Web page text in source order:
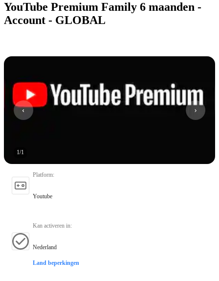
YouTube Premium Family 6 maanden -
Account - GLOBAL
1/1
Platform:
Youtube
Kan activeren in:
Nederland
Land beperkingen